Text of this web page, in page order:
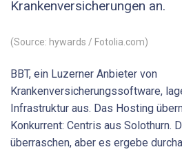
Krankenversicherungen an.
(Source: hywards / Fotolia.com)
BBT, ein Luzerner Anbieter von
Krankenversicherungssoftware,
Infrastruktur aus. Das Hosting
Konkurrent: Centris aus Solothurn.
überraschen, aber es ergebe